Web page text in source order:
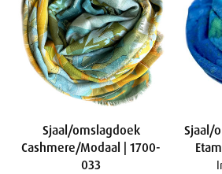
Sjaal/omslagdoek
Cashmere/Modaal | 1700-
033
Sjaal/